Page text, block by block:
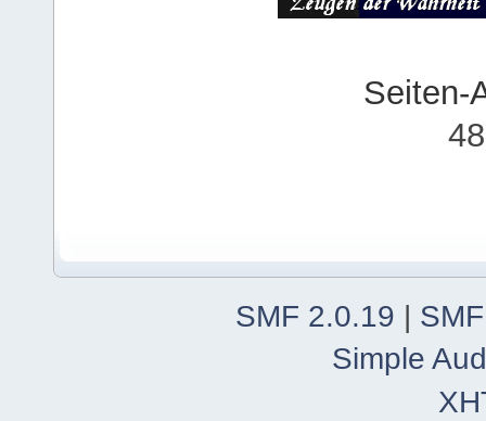
Seiten-
SMF 2.0.19 |
Simple